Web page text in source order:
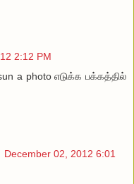
2:12 PM
a photo எடுக்க பக்கத்தில்
December 02, 2012 6:01